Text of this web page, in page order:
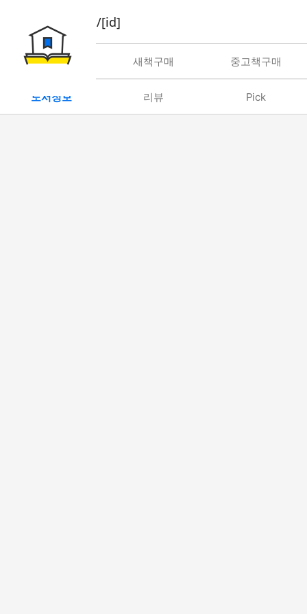
book/rent/[id]
대여 새책구매 중고책구매
도서정보 리뷰 Pick